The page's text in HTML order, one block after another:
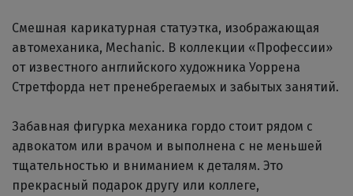
Смешная карикатурная статуэтка, изображающая
автомеханика, Mechanic. В коллекции «Профессии»
от известного английского художника Уоррена
Стретфорда нет пренебрегаемых и забытых занятий.
Забавная фигурка механика гордо стоит рядом с
адвокатом или врачом и выполнена с не меньшей
тщательностью и вниманием к деталям. Это
прекрасный подарок другу или коллеге,